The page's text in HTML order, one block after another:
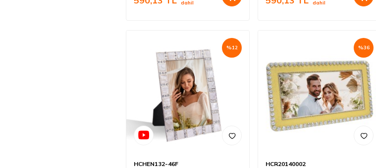
dahil dahil
%12
HCHEN132-46F
%36
HCR20140002